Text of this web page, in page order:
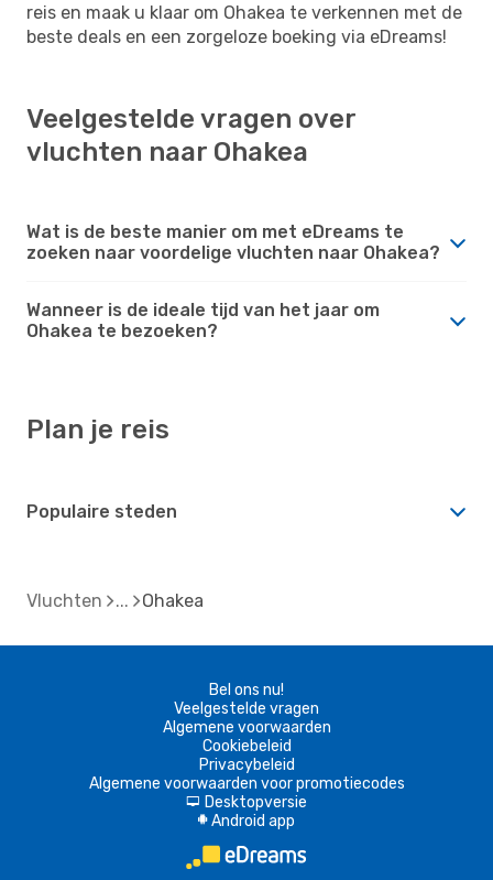
reis en maak u klaar om Ohakea te verkennen met de
beste deals en een zorgeloze boeking via eDreams!
Veelgestelde vragen over
vluchten naar Ohakea
Wat is de beste manier om met eDreams te
zoeken naar voordelige vluchten naar Ohakea?
Wanneer is de ideale tijd van het jaar om
Ohakea te bezoeken?
Plan je reis
Populaire steden
Vluchten Ohakea
Bel ons nu!
Veelgestelde vragen
Algemene voorwaarden
Cookiebeleid
Privacybeleid
Algemene voorwaarden voor promotiecodes
d Desktopversie
A Android app